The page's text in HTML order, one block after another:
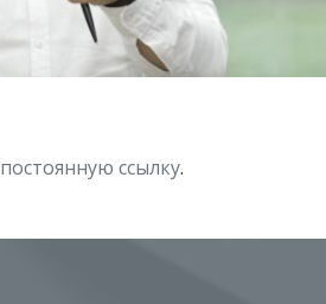
постоянную ссылку.